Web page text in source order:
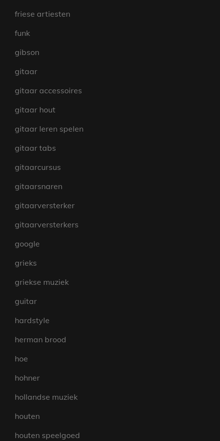
friese artiesten
funk
gibson
gitaar
gitaar accessoires
gitaar hout
gitaar leren spelen
gitaar tabs
gitaarcursus
gitaarsnaren
gitaarversterker
gitaarversterkers
google
grieks
griekse muziek
guitar
hardstyle
herman brood
hoe
hohner
hollandse muziek
houten
houten speelgoed